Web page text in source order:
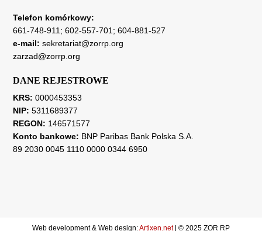
Telefon komórkowy:
661-748-911 ; 602-557-701 ; 604-881-527
e-mail: sekretariat@zorrp.org
zarzad@zorrp.org
DANE REJESTROWE
KRS: 0000453353
NIP: 5311689377
REGON: 146571577
Konto bankowe: BNP Paribas Bank Polska S.A.
89 2030 0045 1110 0000 0344 6950
Web development & Web design:Artixen.net| © 2025 ZOR RP